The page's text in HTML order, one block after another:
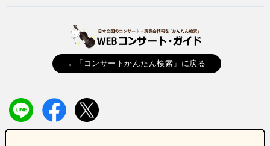
←「コンサートかんたん検索」に戻る